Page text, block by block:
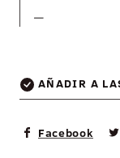
—
AÑADIR A
Facebook